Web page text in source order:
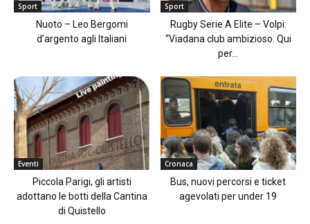
Sport
Nuoto – Leo Bergomi
d’argento agli Italiani
Sport
Rugby Serie A Elite – Volpi:
“Viadana club ambizioso. Qui
per...
Eventi
Piccola Parigi, gli artisti
adottano le botti della Cantina
di Quistello
Cronaca
Bus, nuovi percorsi e ticket
agevolati per under 19